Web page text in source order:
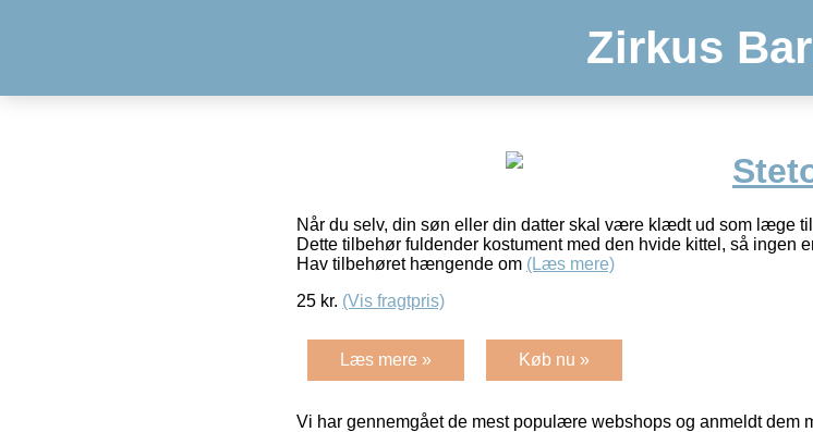
Zirkus
Når du selv, din søn eller din datter skal være klædt ud som læge
Dette tilbehør fuldender kostument med den hvide kittel, så ingen
Hav tilbehøret hængende om (Læs mere)
25 kr. (Vis fragtpris)
Læs mere » Køb nu »
Vi har gennemgået de mest populære webshops og anmeldt dem